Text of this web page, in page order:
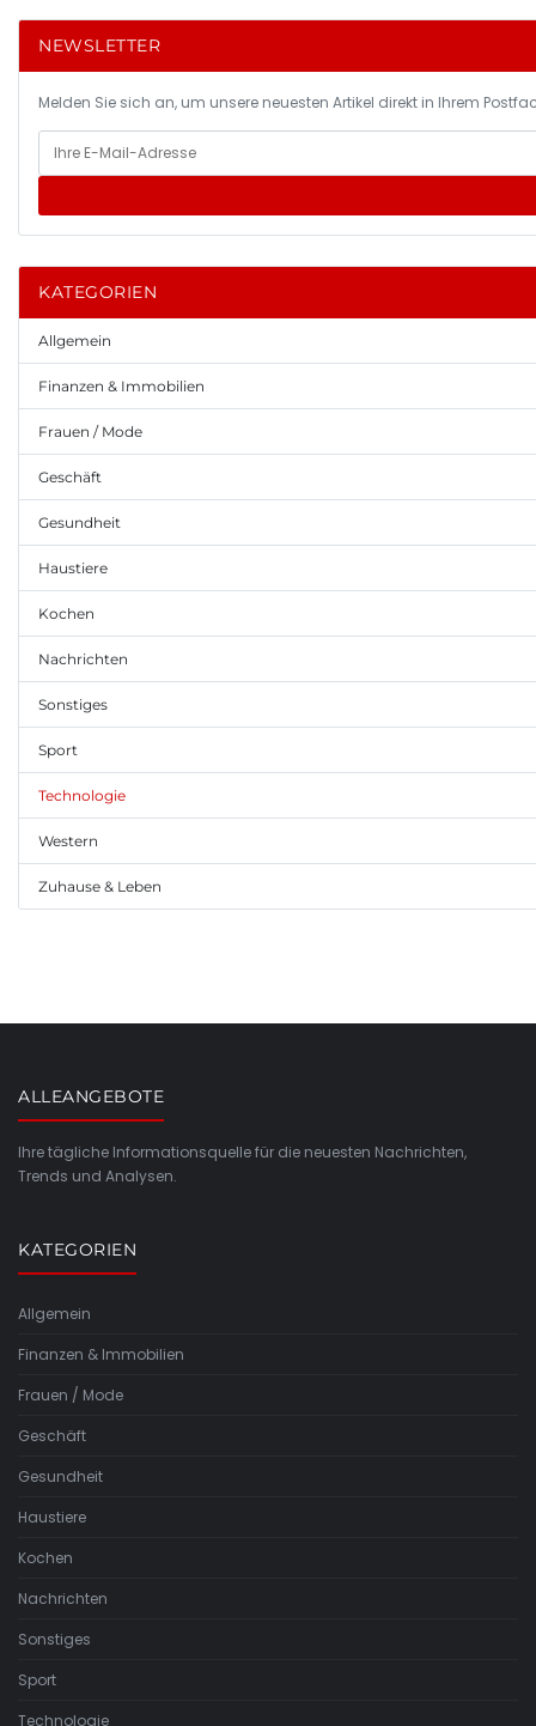
NEWSLETTER
Melden Sie sich an, um unsere neuesten Artikel direkt in Ihrem
KATEGORIEN
Allgemein
Finanzen & Immobilien
Frauen / Mode
Geschäft
Gesundheit
Haustiere
Kochen
Nachrichten
Sonstiges
Sport
Technologie
Western
Zuhause & Leben
ALLEANGEBOTE
Ihre tägliche Informationsquelle für die neuesten Nachrichten,
Trends und Analysen.
KATEGORIEN
Allgemein
Finanzen & Immobilien
Frauen / Mode
Geschäft
Gesundheit
Haustiere
Kochen
Nachrichten
Sonstiges
Sport
Technologie